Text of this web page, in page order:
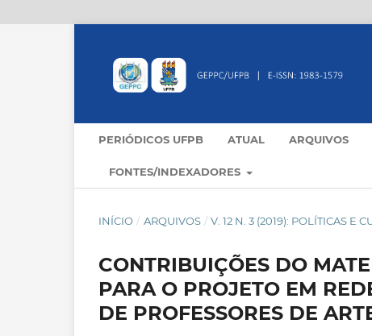
PERIÓDICOS UFPB ATUAL ARQUIVOS
FONTES/INDEXADORES
INÍCIO / ARQUIVOS / V. 12 N. 3 (2019): POLÍTICAS E
CONTRIBUIÇÕES DO
PARA O PROJETO EM
DE PROFESSORES DE